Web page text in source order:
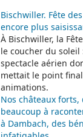
Bischwiller. Fête
encore plus
À Bischwiller, la
le coucher du
spectacle aérien
mettait le point
animations.
Nos châteaux
beaucoup à
à Dambach, des